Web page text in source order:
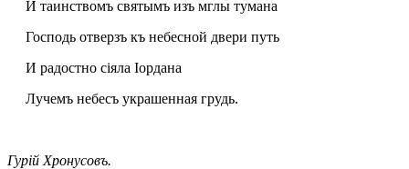
И таинствомъ святымъ изъ мглы тумана
Господь отверзъ къ небесной двери путь
И радостно сіяла Іордана
Лучемъ небесъ украшенная грудь.
Гурій Хронусовъ.